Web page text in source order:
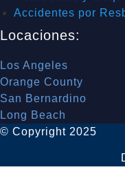
Accidentes por
Locaciones:
Los Angeles
Orange County
San Bernardino
Long Beach
© Copyright 2025